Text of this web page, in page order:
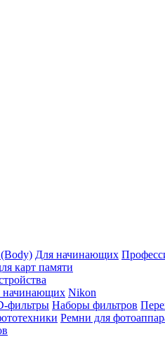
(Body) Для начинающих
карт памяти
начинающих Nikon
фильтры Наборы фильтров
Ремни для